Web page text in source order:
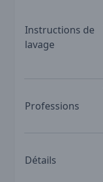
Instructions de
lavage
Professions
Détails